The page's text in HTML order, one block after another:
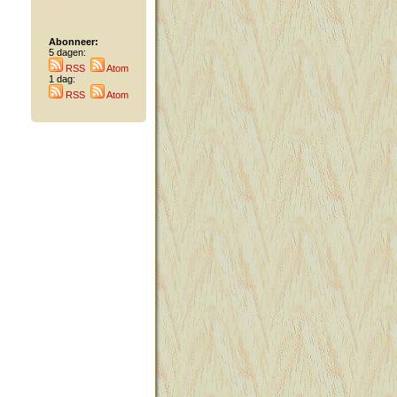
Abonneer:
5 dagen:
RSS
Atom
1 dag:
RSS
Atom